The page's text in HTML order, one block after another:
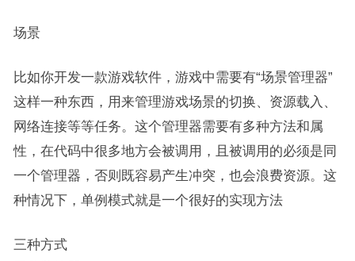
场景
比如你开发一款游戏软件，游戏中需要有“场景管理器”
这样一种东西，用来管理游戏场景的切换、资源载入、
网络连接等等任务。这个管理器需要有多种方法和属
性，在代码中很多地方会被调用，且被调用的必须是同
一个管理器，否则既容易产生冲突，也会浪费资源。这
种情况下，单例模式就是一个很好的实现方法
三种方式